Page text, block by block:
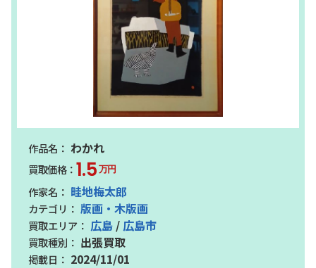
わかれ
1.5万円
畦地梅太郎
版画・木版画
広島 / 広島市
出張買取
2024/11/01